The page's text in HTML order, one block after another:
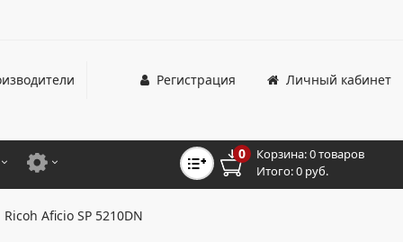
Личный кабинет
Регистрация
0 Корзина:0 товаров
Итого:0 руб.
Aficio SP 5210DN